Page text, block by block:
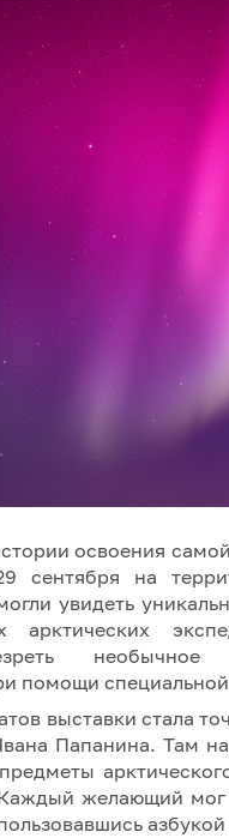
освоения
сентября на
увидеть
арктических
помощи
выставки стала
Папанина. Там
желающий мог